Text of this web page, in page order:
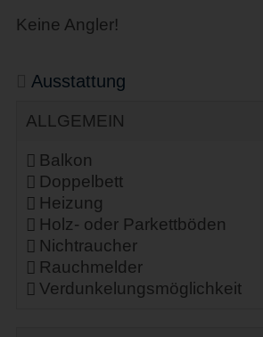
Keine Angler!
Ausstattung
ALLGEMEIN
Balkon
Doppelbett
Heizung
Holz- oder Parkettböden
Nichtraucher
Rauchmelder
Verdunkelungsmöglichkeit